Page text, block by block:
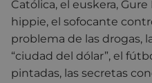
Católica, el euskera,
hippie, el sofocante
problema de las drogas,
“ciudad del dólar”, el
pintadas, las secretas